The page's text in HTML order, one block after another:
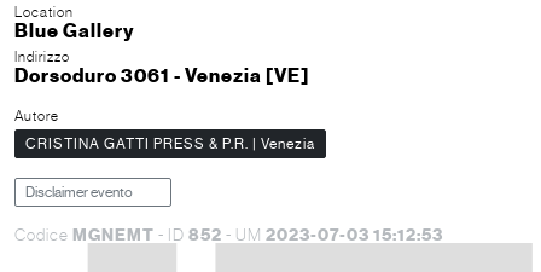
Location
Blue Gallery
Indirizzo
Dorsoduro 3061 - Venezia [VE]
Autore
CRISTINA GATTI PRESS & P.R. | Venezia
Disclaimer evento
Codice MGNEMT - ID 852 - UM 2023-07-03 15:12:53